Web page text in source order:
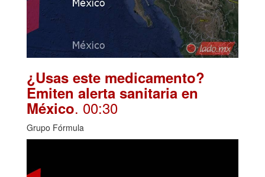
¿Usas este medicamento?
Emiten alerta sanitaria en
México. 00:30
Grupo Fórmula